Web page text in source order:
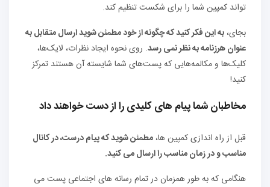
تواند کمپین شما را برای شکست تنظیم کند.
بجای،به این فکر کنید که چگونه از خود مطمئن شویدارسال متقابل به
عنوان هرزنامه به نظر نمی رسد. روی نحوه ایجاد نظرات، لایک‌ها،
کلیک‌ها و مکالمه‌هایی که پست‌های شما شایسته آن هستند تمرکز
کنید!
مخاطبان شما پیام های کلیدی را از دست خواهند داد
قبل از راه اندازی کمپین ها،مطمئن شوید که پیام درست، در کانال
مناسب و در زمان مناسب را ارسال می کنید.
هنگامی که به طور همزمان در تمام رسانه های اجتماعی پست می